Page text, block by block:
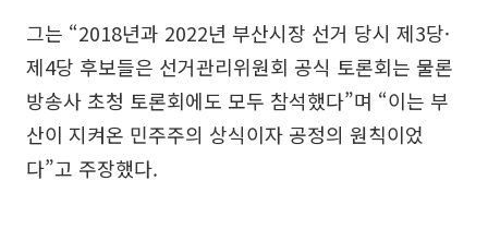
그는 “2018년과 2022년 부산시장 선거 당시 제3당·
제4당 후보들은 선거관리위원회 공식 토론회는 물론
방송사 초청 토론회에도 모두 참석했다”며 “이는 부
산이 지켜온 민주주의 상식이자 공정의 원칙이었
다”고 주장했다.